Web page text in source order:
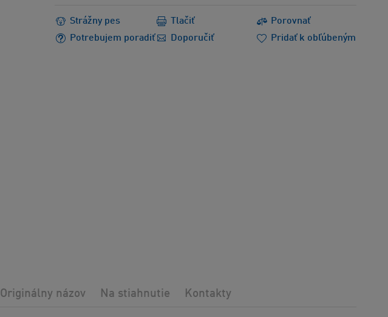
Strážny pes
Porovnať
Potrebujem poradiť
Doporučiť
Tlačiť
Pridať k obľúbeným
Originálny názov Na stiahnutie Kontakty